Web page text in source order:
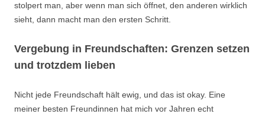
stolpert man, aber wenn man sich öffnet, den anderen wirklich
sieht, dann macht man den ersten Schritt.
Vergebung in Freundschaften: Grenzen setzen
und trotzdem lieben
Nicht jede Freundschaft hält ewig, und das ist okay. Eine
meiner besten Freundinnen hat mich vor Jahren echt